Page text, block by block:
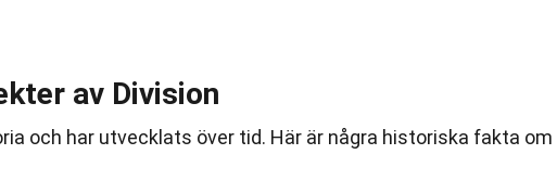
av Division
och har utvecklats över tid. Här är några historiska fakta om